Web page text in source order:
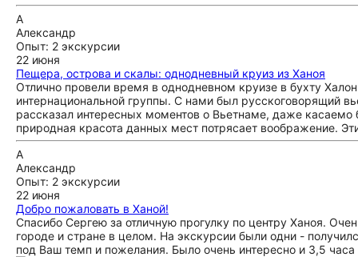
А
Александр
Опыт: 2 экскурсии
22 июня
Пещера, острова и скалы: однодневный круиз из Ханоя
Отлично провели время в однодневном круизе в бухту
интернациональной группы. С нами был русскоговорящий
рассказал интересных моментов о Вьетнаме, даже
природная красота данных мест потрясает воображение.
А
Александр
Опыт: 2 экскурсии
22 июня
Добро пожаловать в Ханой!
Спасибо Сергею за отличную прогулку по центру Ханоя.
городе и стране в целом. На экскурсии были одни -
под Ваш темп и пожелания. Было очень интересно и 3,5 часа